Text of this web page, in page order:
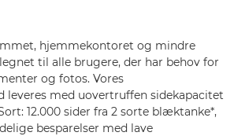
hjemmekontoret og mindre
til alle brugere, der har behov for
og fotos. Vores
leveres med uovertruffen sidekapacitet
12.000 sider fra 2 sorte blæktanke*,
besparelser med lave